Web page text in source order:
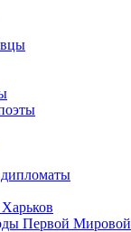
Первой Мировой